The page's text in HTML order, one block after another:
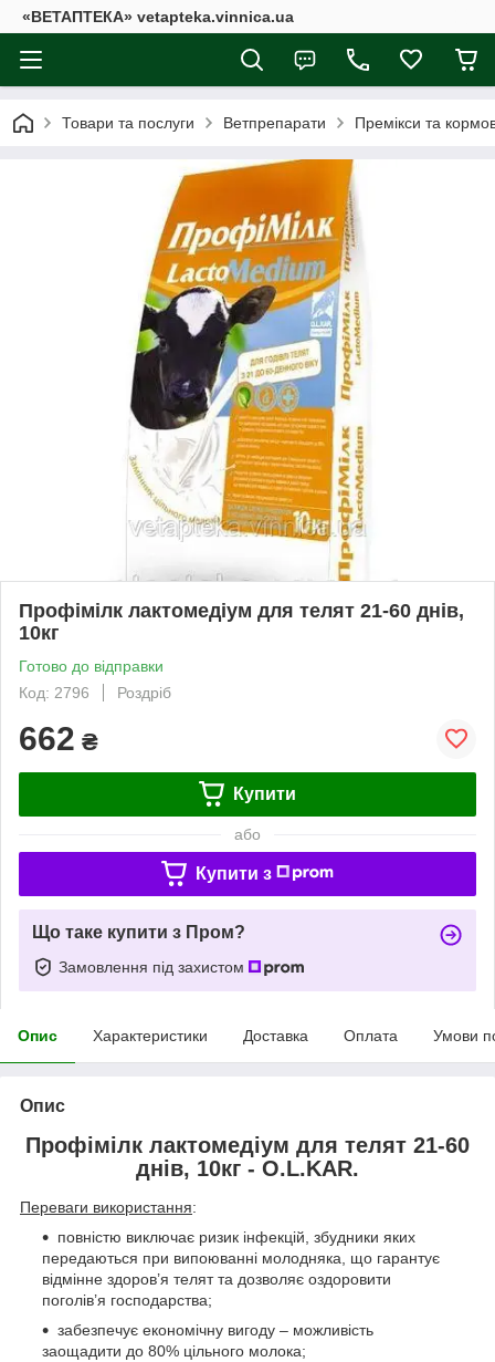
«ВЕТАПТЕКА» vetapteka.vinnica.ua
Товари та послуги Ветпрепарати Премікси та
Профімілк лактомедіум для телят 21-60 днів,
10кг
Готово до відправки
Код: 2796
Роздріб
662 ₴
Купити
або
Купити з
Що таке купити з Пром?
Замовлення під захистом
Опис Характеристики Доставка Оплата Умови
Опис
Профімілк лактомедіум для телят 21-60
днів, 10кг - O.L.KAR.
Переваги використання:
повністю виключає ризик інфекцій, збудники яких
передаються при випоюванні молодняка, що гарантує
відмінне здоров’я телят та дозволяє оздоровити
поголів’я господарства;
забезпечує економічну вигоду – можливість
заощадити до 80% цільного молока;